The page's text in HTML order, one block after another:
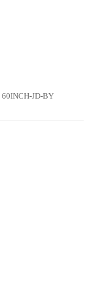
60INCH-JD-BY